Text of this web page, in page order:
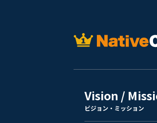
Vision /
ビジョン・ミッション